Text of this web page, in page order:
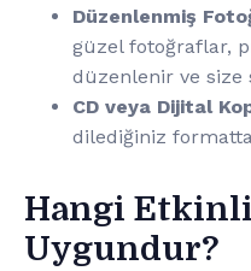
Düzenlenmiş
güzel fotoğraflar,
düzenlenir ve size
CD veya Dijital
dilediğiniz
Hangi
Uygundur?